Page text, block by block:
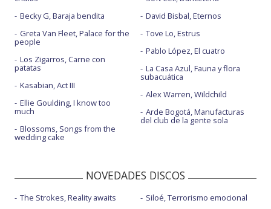
Becky G, Baraja bendita
Greta Van Fleet, Palace for the
people
Los Zigarros, Carne con
patatas
Kasabian, Act III
Ellie Goulding, I know too
much
Blossoms, Songs from the
wedding cake
David Bisbal, Eternos
Tove Lo, Estrus
Pablo López, El cuatro
La Casa Azul, Fauna y flora
subacuática
Alex Warren, Wildchild
Arde Bogotá, Manufacturas
del club de la gente sola
NOVEDADES DISCOS
The Strokes, Reality awaits
Siloé, Terrorismo emocional